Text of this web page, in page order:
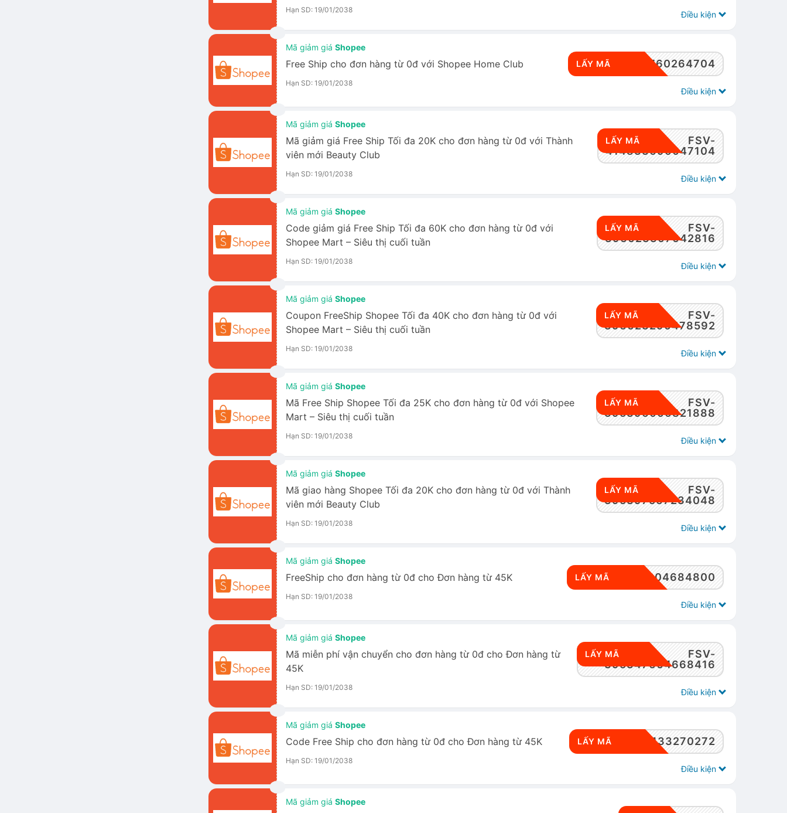
Hạn SD: 19/01/2038 Điều kiện
Mã giảm giáShopee
Free Ship cho đơn hàng từ 0đ với Shopee Home Club
Hạn SD: 19/01/2038
FSV-439508760264704
LẤY MÃ
Điều kiện
Mã giảm giáShopee
Mã giảm giá Free Ship Tối đa 20K cho đơn hàng từ 0đ với Thành
viên mới Beauty Club
Hạn SD: 19/01/2038
FSV-
414833696047104
LẤY MÃ
Điều kiện
Mã giảm giáShopee
Code giảm giá Free Ship Tối đa 60K cho đơn hàng từ 0đ với
Shopee Mart – Siêu thị cuối tuần
Hạn SD: 19/01/2038
FSV-
396023307042816
LẤY MÃ
Điều kiện
Mã giảm giáShopee
Coupon FreeShip Shopee Tối đa 40K cho đơn hàng từ 0đ với
Shopee Mart – Siêu thị cuối tuần
Hạn SD: 19/01/2038
FSV-
396023290478592
LẤY MÃ
Điều kiện
Mã giảm giáShopee
Mã Free Ship Shopee Tối đa 25K cho đơn hàng từ 0đ với Shopee
Mart – Siêu thị cuối tuần
Hạn SD: 19/01/2038
FSV-
395396006821888
LẤY MÃ
Điều kiện
Mã giảm giáShopee
Mã giao hàng Shopee Tối đa 20K cho đơn hàng từ 0đ với Thành
viên mới Beauty Club
Hạn SD: 19/01/2038
FSV-
395397567234048
LẤY MÃ
Điều kiện
Mã giảm giáShopee
FreeShip cho đơn hàng từ 0đ cho Đơn hàng từ 45K
Hạn SD: 19/01/2038
FSV-395347604684800
LẤY MÃ
Điều kiện
Mã giảm giáShopee
Mã miễn phí vận chuyển cho đơn hàng từ 0đ cho Đơn hàng từ
45K
Hạn SD: 19/01/2038
FSV-
395347604668416
LẤY MÃ
Điều kiện
Mã giảm giáShopee
Code Free Ship cho đơn hàng từ 0đ cho Đơn hàng từ 45K
Hạn SD: 19/01/2038
FSV-395349433270272
LẤY MÃ
Điều kiện
Mã giảm giáShopee